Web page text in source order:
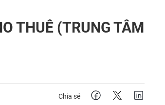
THUÊ (TRUNG TÂM
Chia sẻ